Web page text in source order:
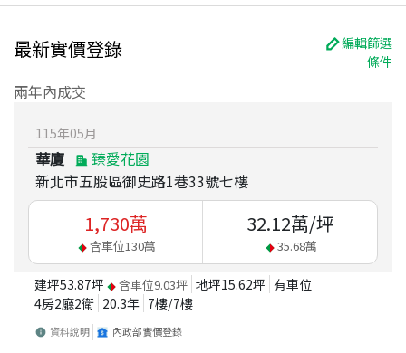
最新實價登錄
編輯篩選
條件
兩年內成交
115年05月
華廈
臻愛花園
新北市五股區御史路1巷33號七樓
1,730萬
含車位130萬
32.12萬/坪
35.68萬
建坪53.87坪 含車位9.03坪 地坪15.62坪 有車位
4房2廳2衛 20.3年 7樓/7樓
資料說明 內政部實價登錄